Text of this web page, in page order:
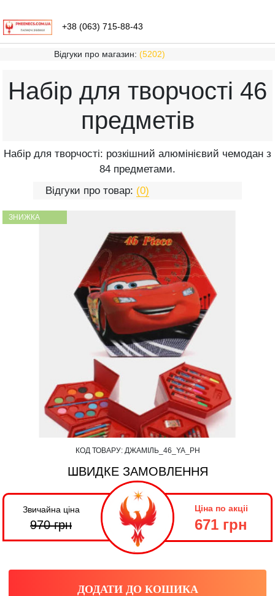
+38 (063) 715-88-43
Відгуки про магазин: (5202)
Набір для творчості 46
предметів
Набір для творчості: розкішний алюмінієвий чемодан з
84 предметами.
Відгуки про товар: (0)
ЗНИЖКА
КОД ТОВАРУ: ДЖАМІЛЬ_46_YA_PH
ШВИДКЕ ЗАМОВЛЕННЯ
Звичайна ціна
970грн
Ціна по акціі
671 грн
ДОДАТИ ДО КОШИКА